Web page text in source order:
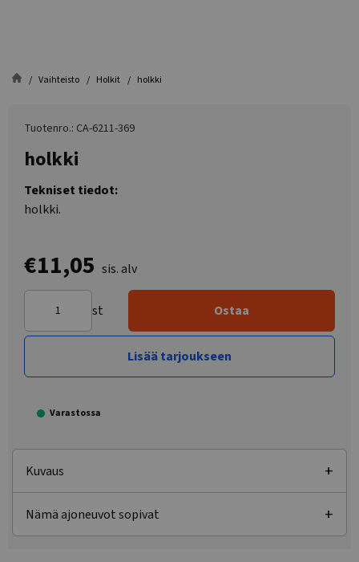
Vaihteisto Holkit holkki
Tuotenro.: CA-6211-369
holkki
Tekniset tiedot:
holkki.
€11,05 sis. alv
st Ostaa
Lisää tarjoukseen
Varastossa
Kuvaus
Nämä ajoneuvot sopivat